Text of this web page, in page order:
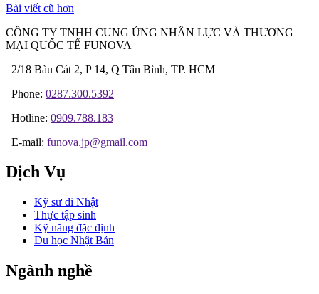
Điều
hướng
bài
viết
Bài viết cũ hơn
CÔNG TY TNHH CUNG ỨNG NHÂN LỰC VÀ THƯƠNG
MẠI QUỐC TẾ FUNOVA
2/18 Bàu Cát 2, P 14, Q Tân Bình, TP. HCM
Phone: 0287.300.5392
Hotline: 0909.788.183
E-mail: funova.jp@gmail.com
Dịch Vụ
Kỹ sư đi Nhật
Thực tập sinh
Kỹ năng đặc định
Du học Nhật Bản
Ngành nghề